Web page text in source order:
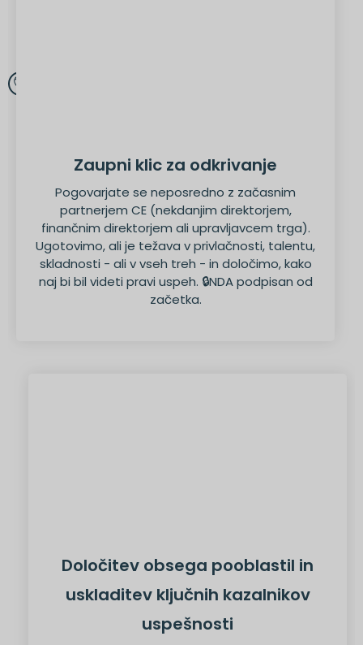
Zaupni klic za odkrivanje
Pogovarjate se neposredno z začasnim
partnerjem CE (nekdanjim direktorjem,
finančnim direktorjem ali upravljavcem trga).
Ugotovimo, ali je težava v privlačnosti, talentu,
skladnosti - ali v vseh treh - in določimo, kako
naj bi bil videti pravi uspeh. 🔒NDA podpisan od
začetka.
Določitev obsega pooblastil in
uskladitev ključnih kazalnikov
uspešnosti